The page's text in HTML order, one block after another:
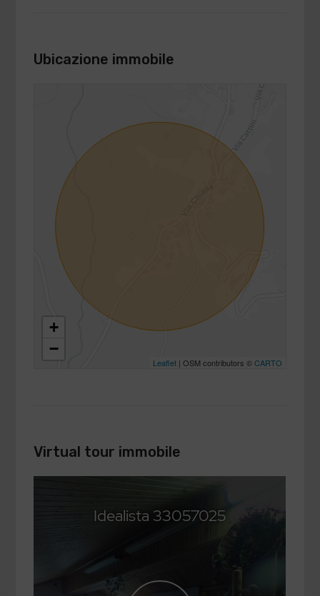
Ubicazione immobile
+
−
Leaflet| OSM contributors ©CARTO
Virtual tour immobile